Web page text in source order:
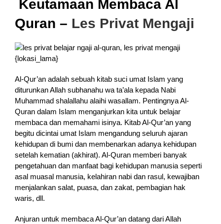
Keutamaan Membaca Al
Quran – Les Privat Mengaji
Al-Qur’an adalah sebuah kitab suci umat Islam yang
diturunkan Allah subhanahu wa ta’ala kepada Nabi
Muhammad shalallahu alaihi wasallam. Pentingnya Al-
Quran dalam Islam menganjurkan kita untuk belajar
membaca dan memahami isinya. Kitab Al-Qur’an yang
begitu dicintai umat Islam mengandung seluruh ajaran
kehidupan di bumi dan membenarkan adanya kehidupan
setelah kematian (akhirat). Al-Quran memberi banyak
pengetahuan dan manfaat bagi kehidupan manusia seperti
asal muasal manusia, kelahiran nabi dan rasul, kewajiban
menjalankan salat, puasa, dan zakat, pembagian hak
waris, dll.
Anjuran untuk membaca Al-Qur’an datang dari Allah